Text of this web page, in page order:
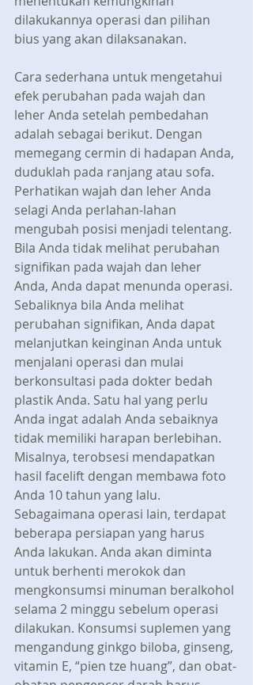
dilakukannya operasi dan pilihan
bius yang akan dilaksanakan.
Cara sederhana untuk mengetahui
efek perubahan pada wajah dan
leher Anda setelah pembedahan
adalah sebagai berikut. Dengan
memegang cermin di hadapan Anda,
duduklah pada ranjang atau sofa.
Perhatikan wajah dan leher Anda
selagi Anda perlahan-lahan
mengubah posisi menjadi telentang.
Bila Anda tidak melihat perubahan
signifikan pada wajah dan leher
Anda, Anda dapat menunda operasi.
Sebaliknya bila Anda melihat
perubahan signifikan, Anda dapat
melanjutkan keinginan Anda untuk
menjalani operasi dan mulai
berkonsultasi pada dokter bedah
plastik Anda. Satu hal yang perlu
Anda ingat adalah Anda sebaiknya
tidak memiliki harapan berlebihan.
Misalnya, terobsesi mendapatkan
hasil facelift dengan membawa foto
Anda 10 tahun yang lalu.
Sebagaimana operasi lain, terdapat
beberapa persiapan yang harus
Anda lakukan. Anda akan diminta
untuk berhenti merokok dan
mengkonsumsi minuman beralkohol
selama 2 minggu sebelum operasi
dilakukan. Konsumsi suplemen yang
mengandung ginkgo biloba, ginseng,
vitamin E, “pien tze huang”, dan obat-